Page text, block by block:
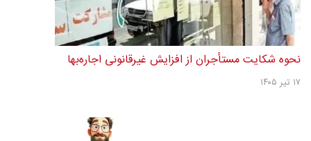
نحوه شکایت مستأجران از افزایش غیرقانونی اجاره‌بها
۱۷ تیر ۱۴۰۵